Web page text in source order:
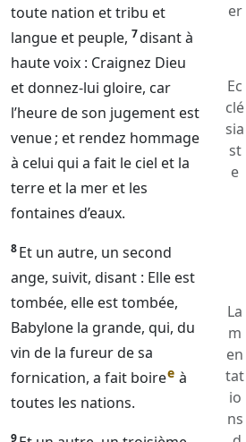
toute nation et tribu et
langue et peuple, 7disant à
haute voix : Craignez Dieu
et donnez-lui gloire, car
l’heure de son jugement est
venue ; et rendez hommage
à celui qui a fait le ciel et la
terre et la mer et les
fontaines d’eaux.
8Et un autre, un second
ange, suivit, disant : Elle est
tombée, elle est tombée,
Babylone la grande, qui, du
vin de la fureur de sa
fornication, a fait boiree à
toutes les nations.
9
er
Ec
clé
sia
st
e
La
m
en
tat
io
ns